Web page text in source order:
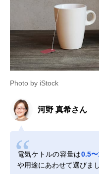
Photo by iStock
河野 真希さん
電気ケトルの容量は0.5
や用途にあわせて選びまし